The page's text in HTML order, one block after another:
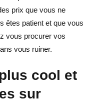
prix que vous ne
êtes patient et que vous
vous procurer vos
vous ruiner.
cool et
sur